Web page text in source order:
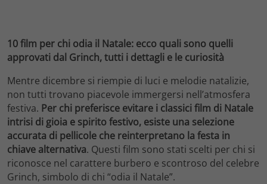
10 film per chi odia il Natale: ecco quali sono quelli
approvati dal Grinch, tutti i dettagli e le curiosità
Mentre dicembre si riempie di luci e melodie natalizie,
non tutti trovano piacevole immergersi nell’atmosfera
festiva. Per chi preferisce evitare i classici film di Natale
intrisi di gioia e spirito festivo, esiste una selezione
accurata di pellicole che reinterpretano la festa in
chiave alternativa. Questi film sono stati scelti per chi si
riconosce nel carattere burbero e scontroso del celebre
Grinch, simbolo di chi “odia il Natale”.